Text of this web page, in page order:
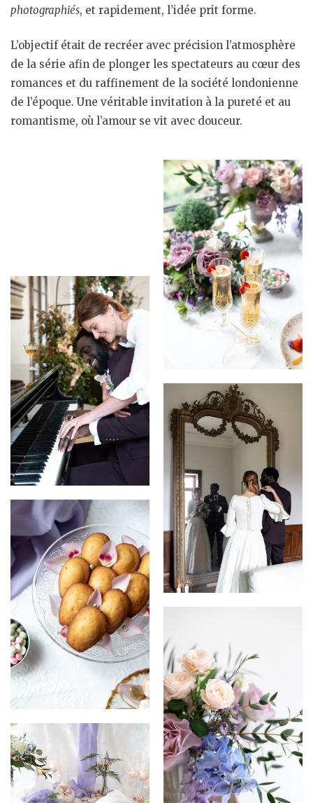
photographiés, et rapidement, l’idée prit forme.
L’objectif était de recréer avec précision l’atmosphère
de la série afin de plonger les spectateurs au cœur des
romances et du raffinement de la société londonienne
de l’époque. Une véritable invitation à la pureté et au
romantisme, où l’amour se vit avec douceur.